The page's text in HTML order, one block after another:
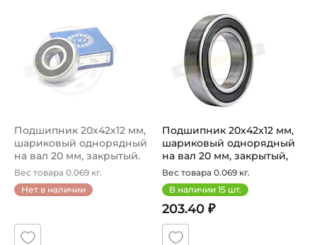
Подшипник 20х42х12 мм,
шариковый однорядный
на вал 20 мм, закрытый.
Арт...
Вес товара 0.069 кг.
Нет в наличии
Подшипник 20х42х12 мм,
шариковый однорядный
на вал 20 мм, закрытый,
уве...
Вес товара 0.069 кг.
В наличии 15 шт.
203.40 ₽